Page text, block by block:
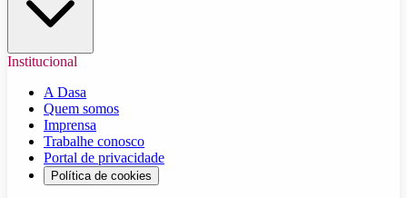
Institucional
A Dasa
Quem somos
Imprensa
Trabalhe conosco
Portal de privacidade
Política de cookies